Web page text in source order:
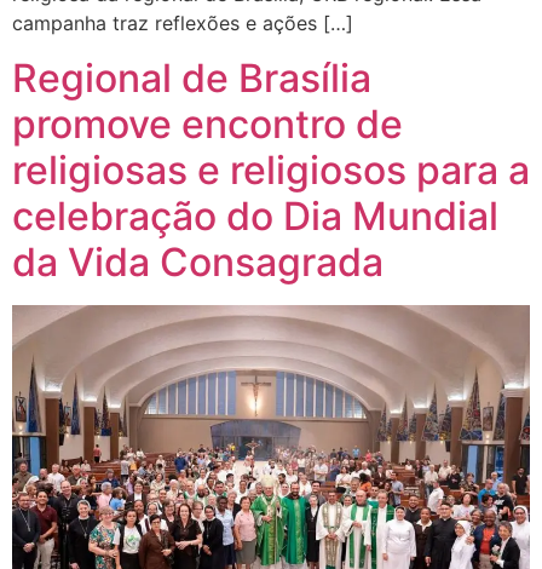
campanha traz reflexões e ações […]
Regional de Brasília
promove encontro de
religiosas e religiosos para a
celebração do Dia Mundial
da Vida Consagrada